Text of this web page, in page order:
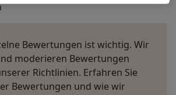
Bewertungen ist wichtig. Wir
moderieren Bewertungen
Richtlinien. Erfahren Sie
Bewertungen und wie wir